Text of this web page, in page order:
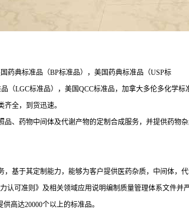
药典标准品（BP标准品），美国药典标准品（USP标
LGC标准品），美国QCC标准品，加拿大多伦多化学
齐全，到货迅速。
、药物中间体及代谢产物的定制合成服务，并提供药物
，基于其定制能力，能够为客户提供医药杂质，中间体
认可准则》及相关领域应用说明编制质量管理体系文件
高达20000个以上的标准品。